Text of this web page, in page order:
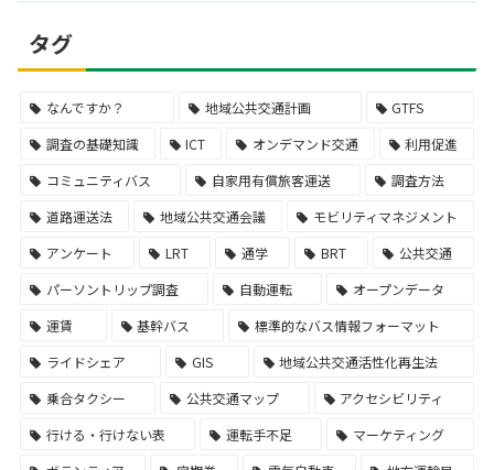
タグ
なんですか？ 地域公共交通計画
GTFS
調査の基礎知識
ICT オンデマンド交通
利用促進
コミュニティバス
自家用有償旅客運送
調査方法
道路運送法
地域公共交通会議
モビリティマネジメント
アンケート
LRT 通学 BRT
公共交通
パーソントリップ調査
自動運転
オープンデータ
運賃
基幹バス
標準的なバス情報フォーマット
ライドシェア
GIS
地域公共交通活性化再生法
乗合タクシー
公共交通マップ
アクセシビリティ
行ける・行けない表
運転手不足
マーケティング